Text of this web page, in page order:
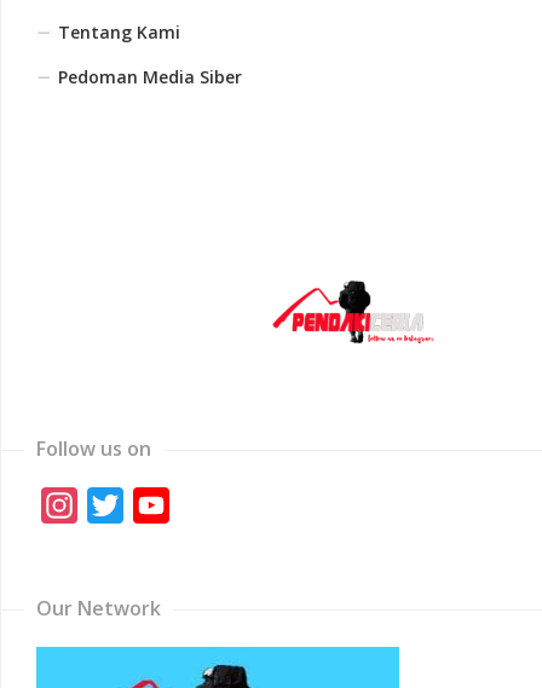
Tentang Kami
Pedoman Media Siber
Follow us on
Instagram
Twitter
Our Network